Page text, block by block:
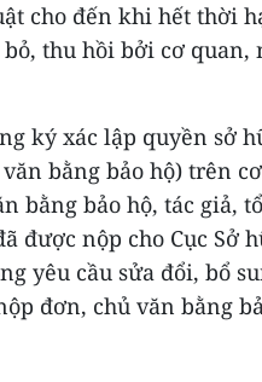
cho đến khi hết thời
thu hồi bởi cơ
ký xác lập quyền sở
văn bằng bảo hộ) trên
bằng bảo hộ, tác giả,
được nộp cho Cục
yêu cầu sửa đổi, bổ
đơn, chủ văn bằng